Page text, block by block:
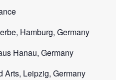
Hamburg, Germany
Hanau, Germany
Arts, Leipzig, Germany